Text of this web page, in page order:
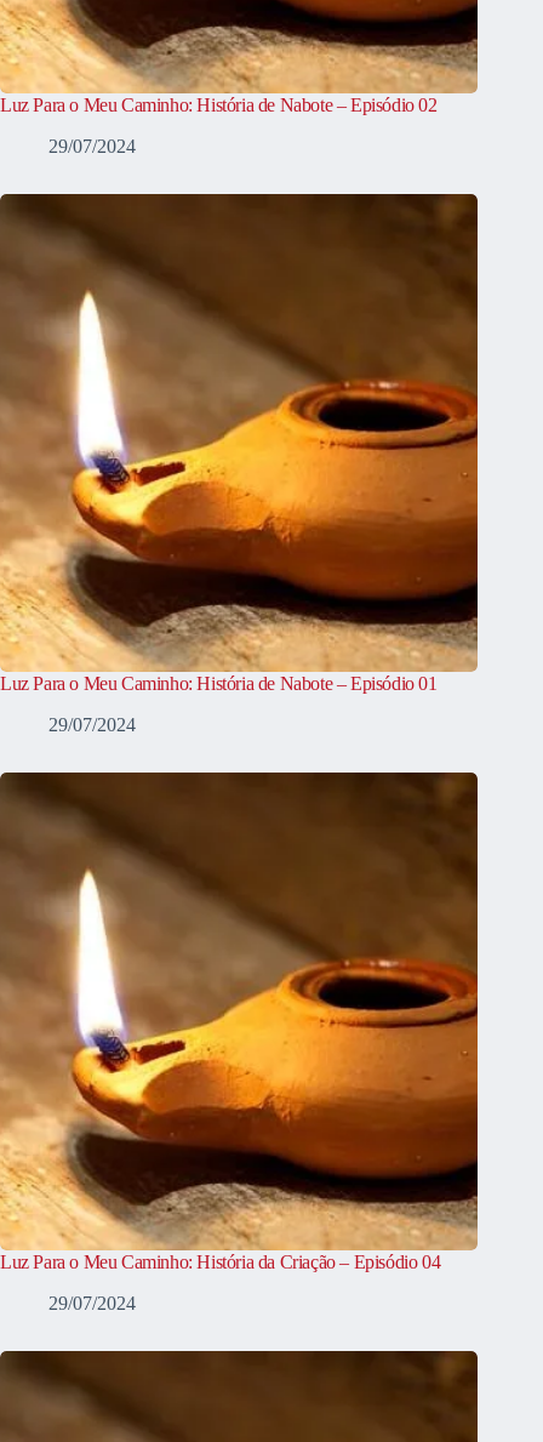
Luz Para o Meu Caminho: História de Nabote – Episódio 02
29/07/2024
Luz Para o Meu Caminho: História de Nabote – Episódio 01
29/07/2024
Luz Para o Meu Caminho: História da Criação – Episódio 04
29/07/2024